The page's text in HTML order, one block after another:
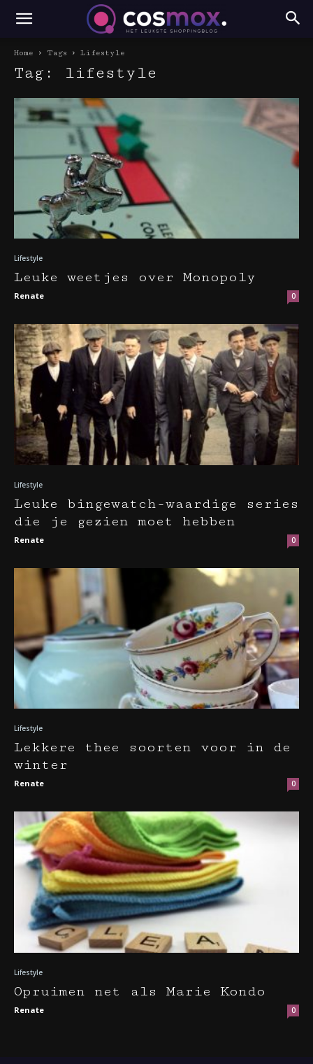
Home Tags Lifestyle
Tag: lifestyle
Lifestyle
Leuke weetjes over Monopoly
Renate 0
Lifestyle
Leuke bingewatch-waardige series
die je gezien moet hebben
Renate 0
Lifestyle
Lekkere thee soorten voor in de
winter
Renate 0
Lifestyle
Opruimen net als Marie Kondo
Renate 0